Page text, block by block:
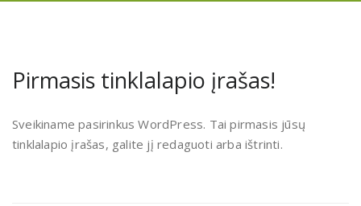
Pirmasis tinklalapio įrašas!
Sveikiname pasirinkus WordPress. Tai pirmasis jūsų
tinklalapio įrašas, galite jį redaguoti arba ištrinti.